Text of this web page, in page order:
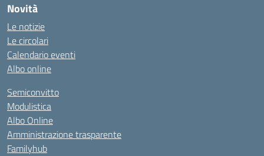
Novità
Le notizie
Le circolari
Calendario eventi
Albo online
Semiconvitto
Modulistica
Albo Online
Amministrazione trasparente
Familyhub